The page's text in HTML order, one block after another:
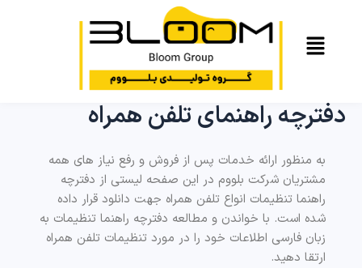
دفترچه راهنمای تلفن همراه
به منظور ارائه خدمات پس از فروش و رفع نیاز های همه
مشتریان شرکت بلووم در این صفحه لیستی از دفترچه
راهنما تنظیمات انواع تلفن همراه جهت دانلود قرار داده
شده است. با خواندن و مطالعه دفترچه راهنما تنظیمات به
زبان فارسی اطلاعات خود را در مورد تنظیمات تلفن همراه
ارتقا دهید.